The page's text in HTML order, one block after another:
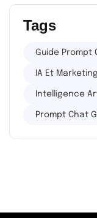
Tags
Guide Prompt
IA Et
Intelligence
Prompt Chat